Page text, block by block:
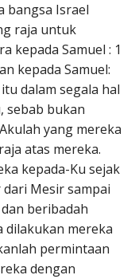
bangsa Israel
raja untuk
kepada Samuel : 1
kepada Samuel:
dalam segala hal
sebab bukan
yang mereka
atas mereka.
kepada-Ku sejak
Mesir sampai
beribadah
dilakukan mereka
permintaan
dengan